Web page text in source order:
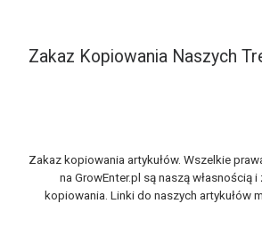
Zakaz Kopiowania Naszych
Zakaz kopiowania artykułów. Wszelkie
na GrowEnter.pl są naszą własnością
kopiowania. Linki do naszych artykułów